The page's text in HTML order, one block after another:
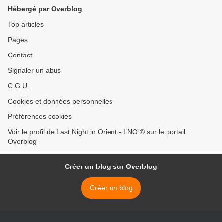
Hébergé par Overblog
Top articles
Pages
Contact
Signaler un abus
C.G.U.
Cookies et données personnelles
Préférences cookies
Voir le profil de Last Night in Orient - LNO © sur le portail
Overblog
Créer un blog sur Overblog
Créer un blog